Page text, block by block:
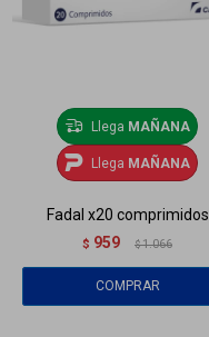
Llega MAÑANA
Llega MAÑANA
Fadal x20 comprimidos
$ 959 $ 1.066